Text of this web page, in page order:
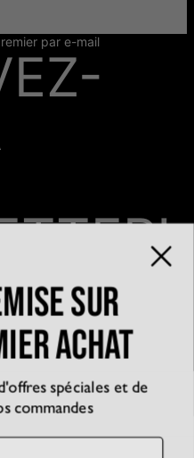
par e-mail
sur
achat
spéciales et de
commandes